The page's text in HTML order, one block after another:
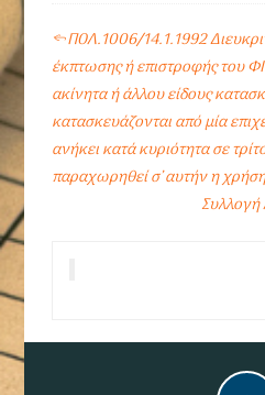
←ΠΟΛ.1006/14.1.1992
έκπτωσης ή επιστροφής του
ακίνητα ή άλλου είδους
κατασκευάζονται από μία
ανήκει κατά κυριότητα σε
παραχωρηθεί σ’ αυτήν η